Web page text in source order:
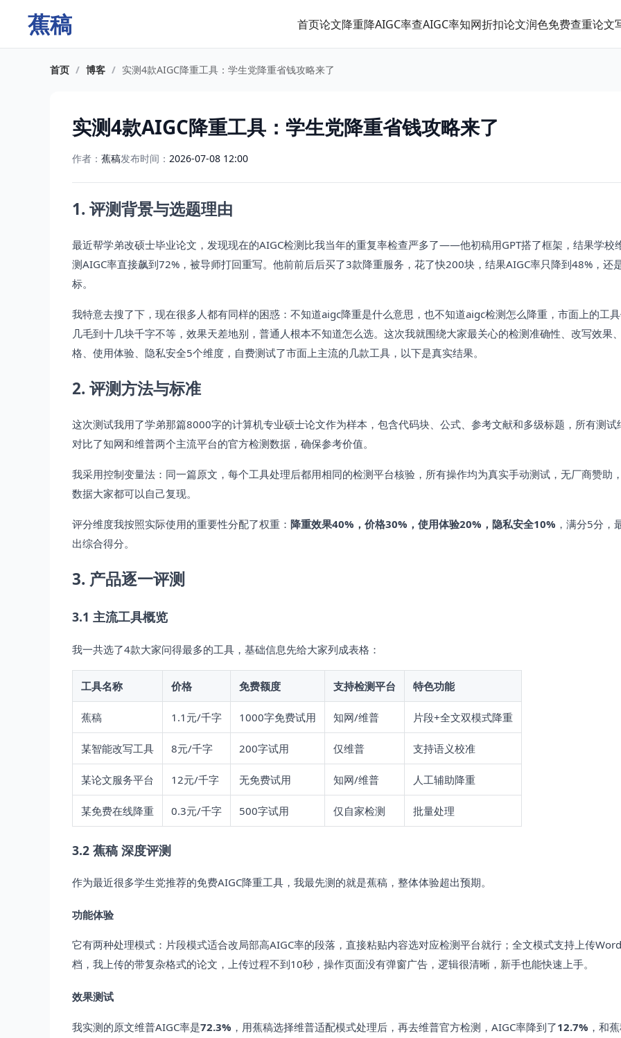
蕉稿 首页论文降重降AIGC率查AIGC率知网折扣论文润色免费查重论文
首页 / 博客 / 实测4款AIGC降重工具：学生党降重省钱攻略来了
实测4款AIGC降重工具：学生党降重省钱攻略来了
作者： 蕉稿发布时间： 2026-07-08 12:00
1. 评测背景与选题理由
最近帮学弟改硕士毕业论文，发现现在的AIGC检测比我当年的重复率检查严多了——他初稿用GPT搭了框架，结果学校
测AIGC率直接飙到72%，被导师打回重写。他前前后后买了3款降重服务，花了快200块，结果AIGC率只降到48%，还
标。
我特意去搜了下，现在很多人都有同样的困惑：不知道aigc降重是什么意思，也不知道aigc检测怎么降重，市面上的工
几毛到十几块千字不等，效果天差地别，普通人根本不知道怎么选。这次我就围绕大家最关心的检测准确性、改写效果
格、使用体验、隐私安全5个维度，自费测试了市面上主流的几款工具，以下是真实结果。
2. 评测方法与标准
这次测试我用了学弟那篇8000字的计算机专业硕士论文作为样本，包含代码块、公式、参考文献和多级标题，所有测试
对比了知网和维普两个主流平台的官方检测数据，确保参考价值。
我采用控制变量法：同一篇原文，每个工具处理后都用相同的检测平台核验，所有操作均为真实手动测试，无厂商赞助
数据大家都可以自己复现。
评分维度我按照实际使用的重要性分配了权重： 降重效果40%，价格30%，使用体验20%，隐私安全10% ，满分5分，
出综合得分。
3. 产品逐一评测
3.1 主流工具概览
我一共选了4款大家问得最多的工具，基础信息先给大家列成表格：
工具名称 价格 免费额度 支持检测平台 特色功能
蕉稿 1.1元/千字 1000字免费试用 知网/维普 片段+全文双模式降重
某智能改写工具 8元/千字 200字试用 仅维普 支持语义校准
某论文服务平台 12元/千字 无免费试用 知网/维普 人工辅助降重
某免费在线降重 0.3元/千字 500字试用 仅自家检测 批量处理
3.2 蕉稿 深度评测
作为最近很多学生党推荐的免费AIGC降重工具，我最先测的就是蕉稿，整体体验超出预期。
功能体验
它有两种处理模式：片段模式适合改局部高AIGC率的段落，直接粘贴内容选对应检测平台就行；全文模式支持上传
档，我上传的带复杂格式的论文，上传过程不到10秒，操作页面没有弹窗广告，逻辑很清晰，新手也能快速上手。
效果测试
我实测的原文维普AIGC率是72.3% ，用蕉稿选择维普适配模式处理后，再去维普官方检测，AIGC率降到了12.7% ，和